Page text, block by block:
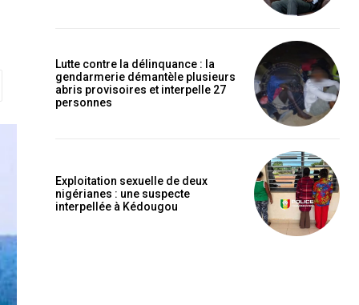
Lutte contre la délinquance : la
gendarmerie démantèle plusieurs
abris provisoires et interpelle 27
personnes
Exploitation sexuelle de deux
nigérianes : une suspecte
interpellée à Kédougou